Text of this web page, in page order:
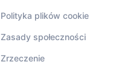
Polityka plików cookie
Zasady społeczności
Zrzeczenie